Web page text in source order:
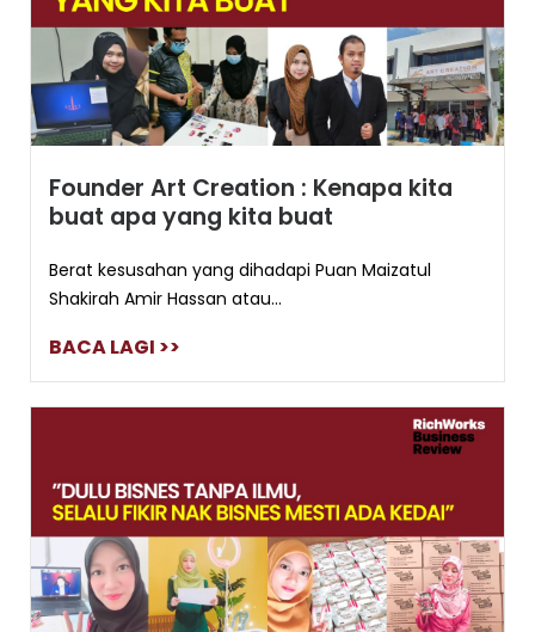
Founder Art Creation : Kenapa kita
buat apa yang kita buat
Berat kesusahan yang dihadapi Puan Maizatul
Shakirah Amir Hassan atau...
BACA LAGI >>